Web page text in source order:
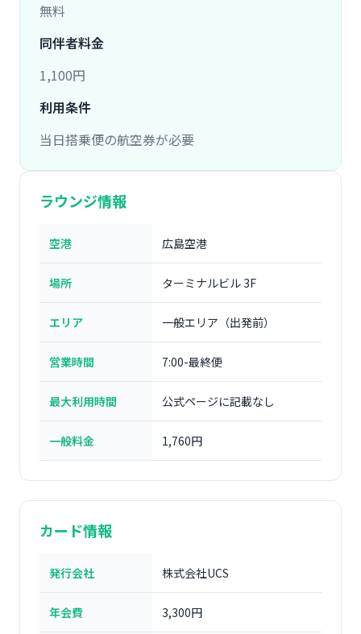
無料
同伴者料金
1,100円
利用条件
当日搭乗便の航空券が必要
ラウンジ情報
空港 広島空港
場所 ターミナルビル 3F
エリア 一般エリア（出発前）
営業時間 7:00-最終便
最大利用時間 公式ページに記載なし
一般料金 1,760円
カード情報
発行会社 株式会社UCS
年会費 3,300円